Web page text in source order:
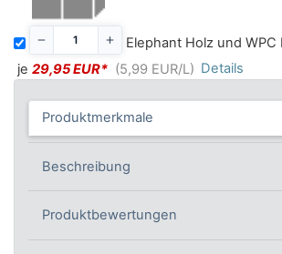
Elephant Holz und WPC
je 29,95 EUR* (5,99 EUR/L) Details
Produktmerkmale
Beschreibung
Produktbewertungen